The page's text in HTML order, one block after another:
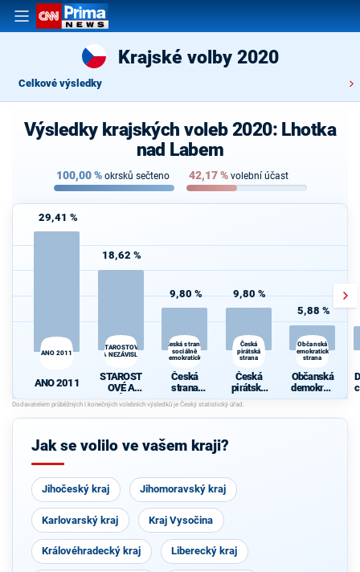
Krajské volby 2020
Celkové výsledky
Výsledky krajských voleb 2020: Lhotka
nad Labem
100,00% okrsků sečteno 42,17% volební účast
29,41 %
ANO 2011
ANO 2011
18,62 %
STAROSTOVÉ
A NEZÁVISLÍ
STAROST
OVÉ A
NEZÁVISL
Í
9,80 %
Česká strana
sociálně
demokratická
Česká
strana
sociálně
demokrati
cká
9,80 %
Česká
pirátská
strana
Česká
pirátská
strana
5,88 %
Občanská
demokratická
strana
Občanská
demokrati
cká strana
Jak se volilo ve vašem kraji?
Jihočeský kraj Jihomoravský kraj
Karlovarský kraj Kraj Vysočina
Královéhradecký kraj Liberecký kraj